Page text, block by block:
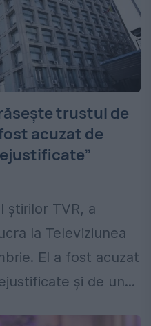
trustul de
acuzat de
ştirilor TVR, a
la Televiziunea
El a fost acuzat
și de un...